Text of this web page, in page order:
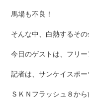
馬場も不良！
そんな中、白熱するその
今日のゲストは、フリ
記者は、サンケイスポー
ＳＫＮフラッシュ８か